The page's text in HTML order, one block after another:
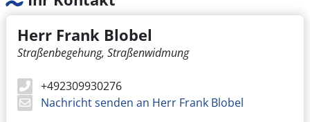
Herr Frank Blobel
Straßenbegehung, Straßenwidmung
+492309930276
Nachricht senden an Herr Frank Blobel